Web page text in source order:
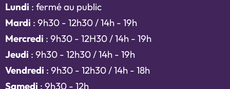
Lundi : fermé au public
Mardi : 9h30 - 12h30 / 14h - 19h
Mercredi : 9h30 - 12H30 / 14h - 19h
Jeudi : 9h30 - 12h30 / 14h - 19h
Vendredi : 9h30 - 12h30 / 14h - 18h
Samedi : 9h30 - 12h